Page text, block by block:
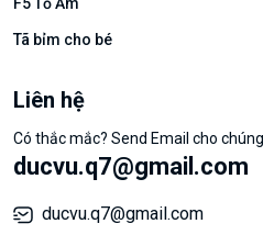
Tã bỉm cho bé
Liên hệ
Có thắc mắc? Send Email cho
ducvu.q7@gmail.com
ducvu.q7@gmail.com